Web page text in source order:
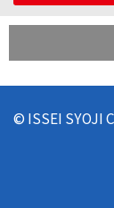
© ISSEI SYOJI